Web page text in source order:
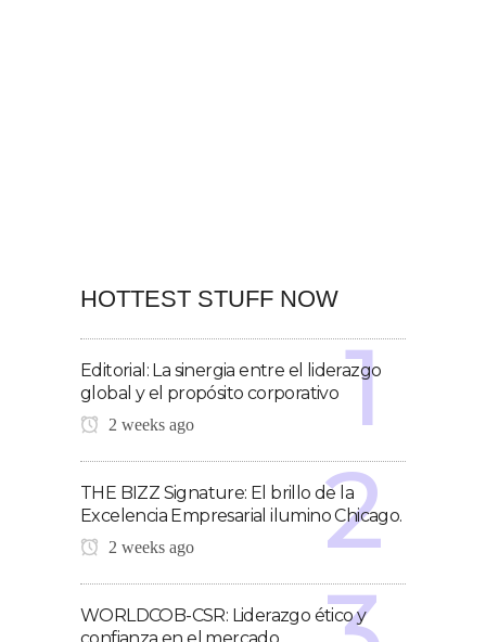
HOTTEST STUFF NOW
Editorial: La sinergia entre el liderazgo
global y el propósito corporativo
2 weeks ago
THE BIZZ Signature: El brillo de la
Excelencia Empresarial ilumino Chicago.
2 weeks ago
WORLDCOB-CSR: Liderazgo ético y
confianza en el mercado